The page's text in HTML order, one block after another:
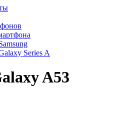
Series A
A53